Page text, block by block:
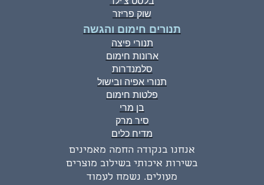
אנחנו בנקודה החמה מאמינים
בשירות איכותי בשילוב מוצרים
מעולים. נשמח לעמוד
שוק פריזר
תנורים חימום והגשה
תנורי פיצה
ארונות חימום
סלמנדרות
תנורי אפיה ובישול
פלטות חימום
בן מרי
סיר מרק
מדיח כלים